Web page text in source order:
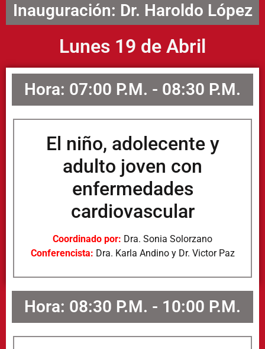
Inauguración: Dr. Haroldo López
Lunes 19 de Abril
Hora: 07:00 P.M. - 08:30 P.M.
El niño, adolecente y
adulto joven con
enfermedades
cardiovascular
Coordinado por: Dra. Sonia Solorzano
Conferencista: Dra. Karla Andino y Dr. Victor Paz
Hora: 08:30 P.M. - 10:00 P.M.